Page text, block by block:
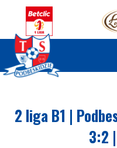
2 liga B1 |
3:2